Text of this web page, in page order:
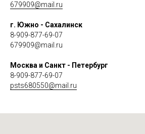
679909@mail.ru
г. Южно - Сахалинск
8-909-877-69-07
679909@mail.ru
Москва и Санкт - Петербург
8-909-877-69-07
psts680550@mail.ru